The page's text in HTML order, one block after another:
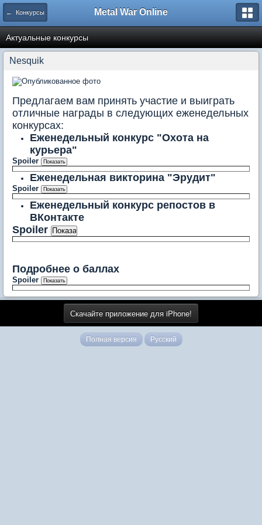
← Конкурсы Metal War Online
Актуальные конкурсы
Nesquik
Предлагаем вам принять участие и выиграть
отличные награды в следующих еженедельных
конкурсах:
Еженедельный конкурс "Охота на
курьера"
Spoiler
Еженедельная викторина "Эрудит"
Spoiler
Еженедельный конкурс репостов в
ВКонтакте
Spoiler
Подробнее о баллах
Spoiler
Скачайте приложение для iPhone!
Полная версия Русский